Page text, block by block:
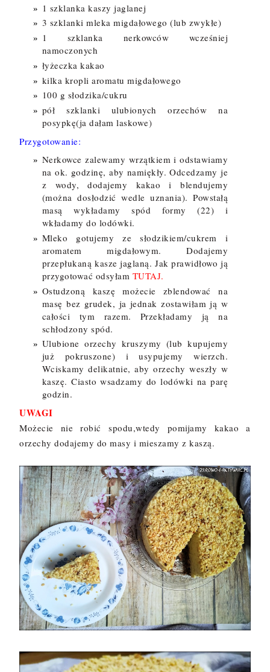
1 szklanka kaszy jaglanej
3 szklanki mleka migdałowego (lub zwykłe)
1 szklanka nerkowców wcześniej
namoczonych
łyżeczka kakao
kilka kropli aromatu migdałowego
100 g słodzika/cukru
pół szklanki ulubionych orzechów na
posypkę(ja dałam laskowe)
Przygotowanie:
Nerkowce zalewamy wrzątkiem i odstawiamy
na ok. godzinę, aby namiękły. Odcedzamy je
z wody, dodajemy kakao i blendujemy
(można dosłodzić wedle uznania). Powstałą
masą wykładamy spód formy (22) i
wkładamy do lodówki.
Mleko gotujemy ze słodzikiem/cukrem i
aromatem migdałowym. Dodajemy
przepłukaną kasze jaglaną. Jak prawidłowo ją
przygotować odsyłam TUTAJ.
Ostudzoną kaszę możecie zblendować na
masę bez grudek, ja jednak zostawiłam ją w
całości tym razem. Przekładamy ją na
schłodzony spód.
Ulubione orzechy kruszymy (lub kupujemy
już pokruszone) i usypujemy wierzch.
Wciskamy delikatnie, aby orzechy weszły w
kaszę. Ciasto wsadzamy do lodówki na parę
godzin.
UWAGI
Możecie nie robić spodu,wtedy pomijamy kakao a
orzechy dodajemy do masy i mieszamy z kaszą.